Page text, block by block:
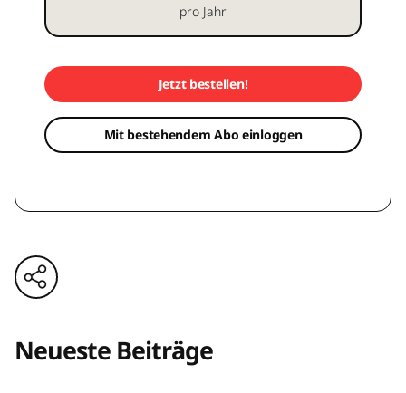
pro Jahr
Jetzt bestellen!
Mit bestehendem Abo einloggen
Neueste Beiträge